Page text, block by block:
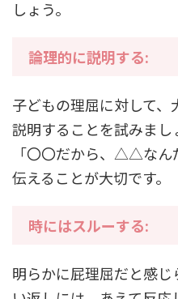
しょう。
論理的に説明する:
子どもの理屈に対して、
説明することを試みまし
「〇〇だから、△△なん
伝えることが大切です。
時にはスルーする:
明らかに屁理屈だと感